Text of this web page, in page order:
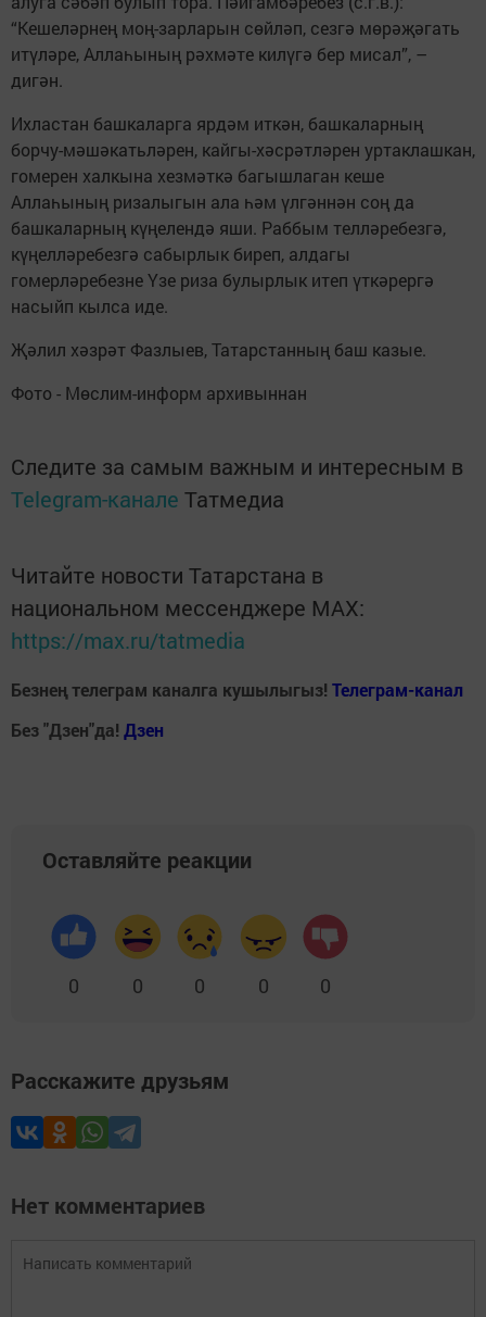
“Кешеләрнең моң-зарларын сөйләп, сезгә мөрәҗәгать
итүләре, Аллаһының рәхмәте килүгә бер мисал”, –
дигән.
Ихластан башкаларга ярдәм иткән, башкаларның
борчу-мәшәкатьләрен, кайгы-хәсрәтләрен уртаклашкан,
гомерен халкына хезмәткә багышлаган кеше
Аллаһының ризалыгын ала һәм үлгәннән соң да
башкаларның күңелендә яши. Раббым телләребезгә,
күңелләребезгә сабырлык биреп, алдагы
гомерләребезне Үзе риза булырлык итеп үткәрергә
насыйп кылса иде.
Җәлил хәзрәт Фазлыев, Татарстанның баш казые.
Фото - Мөслим-информ архивыннан
Следите за самым важным и интересным в
Telegram-канале Татмедиа
Читайте новости Татарстана в
национальном мессенджере MАХ:
https://max.ru/tatmedia
Безнең телеграм каналга кушылыгыз! Телеграм-канал
Без "Дзен"да! Дзен
Оставляйте реакции
0 0 0 0 0
Расскажите друзьям
Нет комментариев